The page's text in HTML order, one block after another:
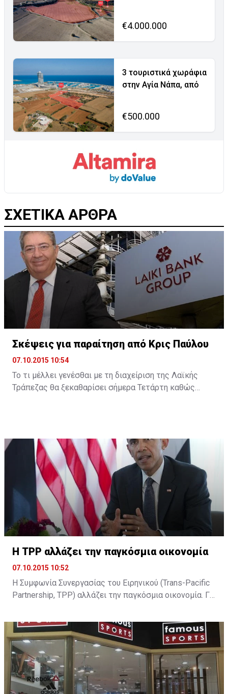
€4.000.000
3 τουριστικά χωράφια
στην Αγία Νάπα, από
€500.000
ΣΧΕΤΙΚΑ ΑΡΘΡΑ
Σκέψεις για παραίτηση από Κρις Παύλου
07.10.2015 10:54
Το τι μέλλει γενέσθαι με τη διαχείριση της Λαϊκής
Τράπεζας θα ξεκαθαρίσει σήμερα Τετάρτη καθώς
δεν έχει ακόμη επιβεβαιωθεί και ο κ. Παύλου
βρίσκεται στην Κεντρική Τράπεζα όπου αναμένεται να
ξεκαθαρίσει η παραμονή του ή όχι ...
H TPP αλλάζει την παγκόσμια οικονομία
07.10.2015 10:52
Η Συμφωνία Συνεργασίας του Ειρηνικού (Trans-Pacific
Partnership, TPP) αλλάζει την παγκόσμια οικονομία. Για
διαμορφώσει την υστεροφημία του. Για τον Σίνζο Άμπε
είναι το στοίχημα για την επιτυχία της δοκιμαζόμενης
οικονομικής του πολιτικής. Για τον υπόλοιπο κόσμο
είναι η συμφωνία, που θα αλλάξει τα δεδομένα της
παγκόσμιας οικονομίας. ...